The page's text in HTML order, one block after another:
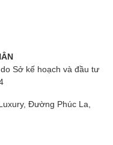
Sở kế hoạch và đầu tư
Đường Phúc La,